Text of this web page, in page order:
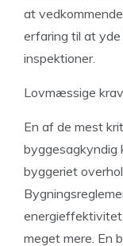
at
erfaring til at
inspektioner.
Lovmæssige krav
En af de mest
byggesagkyndig
byggeriet
meget mere. En